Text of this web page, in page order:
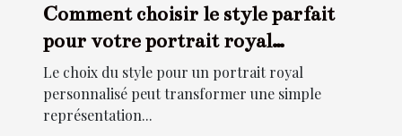
Comment choisir le style parfait
pour votre portrait royal
personnalisé?
Le choix du style pour un portrait royal
personnalisé peut transformer une simple
représentation...